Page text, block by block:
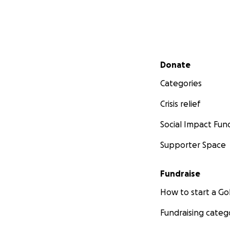
Secondary menu
Donate
Categories
Crisis relief
Social Impact
Supporter Space
Fundraise
How to start a
Fundraising